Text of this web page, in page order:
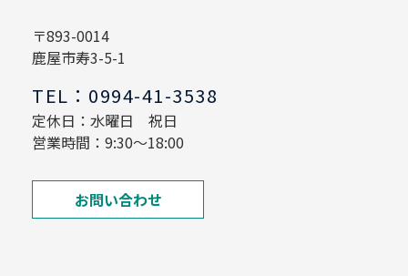
〒893-0014
鹿屋市寿3-5-1
TEL：0994-41-3538
定休日：水曜日 祝日
営業時間：9:30～18:00
お問い合わせ